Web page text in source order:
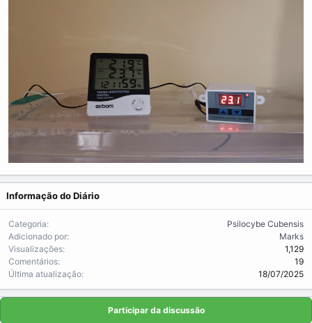
Informação do Diário
Categoria
Psilocybe Cubensis
Adicionado por
Marks
Visualizações
1,129
Comentários
19
Última atualização
18/07/2025
Participar da discussão